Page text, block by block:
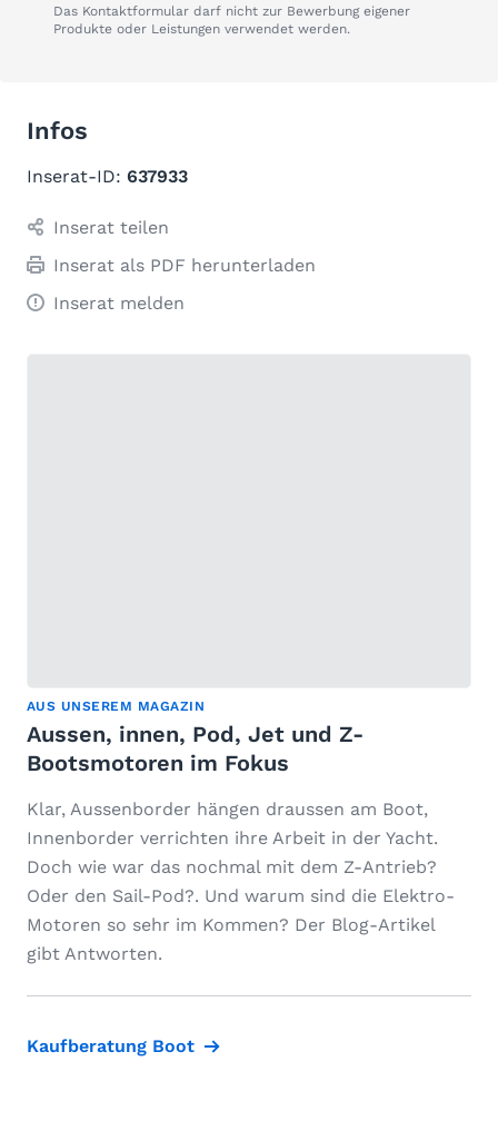
Das Kontaktformular darf nicht zur Bewerbung eigener
Produkte oder Leistungen verwendet werden.
Infos
Inserat-ID: 637933
Inserat teilen
Inserat als PDF herunterladen
Inserat melden
AUS UNSEREM MAGAZIN
Aussen, innen, Pod, Jet und Z-
Bootsmotoren im Fokus
Klar, Aussenborder hängen draussen am Boot,
Innenborder verrichten ihre Arbeit in der Yacht.
Doch wie war das nochmal mit dem Z-Antrieb?
Oder den Sail-Pod?. Und warum sind die Elektro-
Motoren so sehr im Kommen? Der Blog-Artikel
gibt Antworten.
Kaufberatung Boot